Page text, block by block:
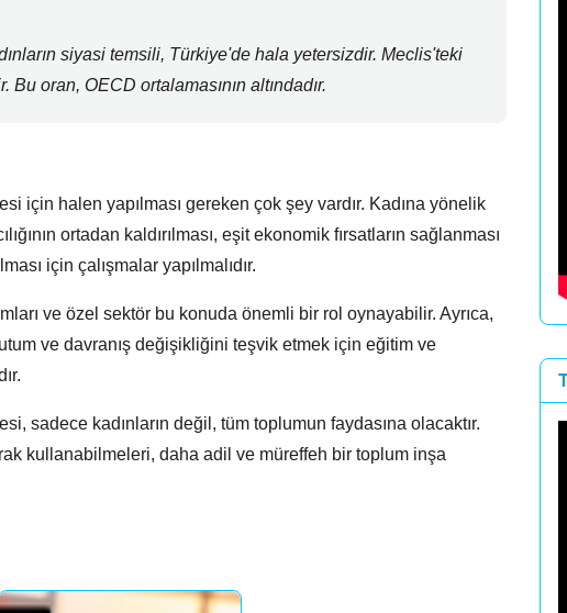
siyasi temsili, Türkiye'de hala yetersizdir. Meclis'teki
Bu oran, OECD ortalamasının altındadır.
için halen yapılması gereken çok şey vardır. Kadına yönelik
ortadan kaldırılması, eşit ekonomik fırsatların sağlanması
için çalışmalar yapılmalıdır.
ve özel sektör bu konuda önemli bir rol oynayabilir. Ayrıca,
ve davranış değişikliğini teşvik etmek için eğitim ve
sadece kadınların değil, tüm toplumun faydasına olacaktır.
kullanabilmeleri, daha adil ve müreffeh bir toplum inşa